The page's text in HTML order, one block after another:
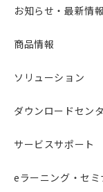
お知らせ・最新情報
商品情報
ソリューション
ダウンロードセンタ
サービスサポート
eラーニング・セミ